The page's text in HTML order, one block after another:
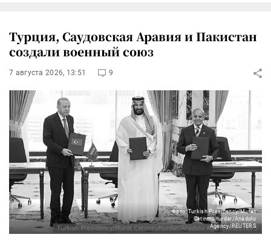
Турция, Саудовская Аравия и Пакистан
создали военный союз
7 августа 2026, 13:51 9
Фото: Turkish Presidency/Murat
Cetinmuhurdar/Anadolu
Agency/REUTERS